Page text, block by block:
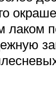
лаком